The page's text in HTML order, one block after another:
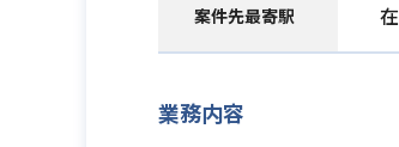
案件先最寄駅
業務内容